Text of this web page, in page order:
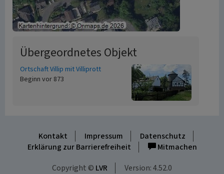
Übergeordnetes Objekt
Ortschaft Villip mit Villiprott
Beginn vor 873
Kontakt Impressum
Datenschutz
Erklärung zur Barrierefreiheit
Mitmachen
Copyright © LVR Version: 4.52.0